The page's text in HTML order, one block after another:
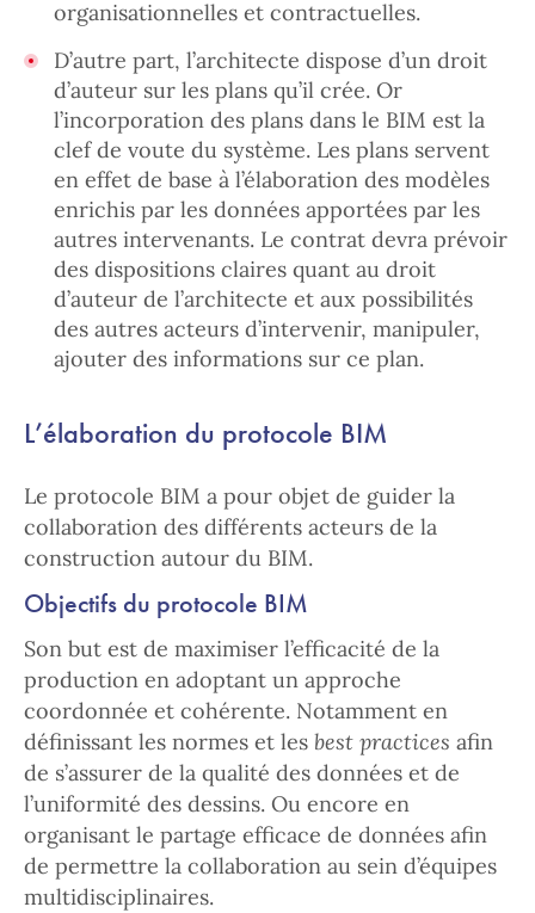
organisationnelles et contractuelles.
D’autre part, l’architecte dispose d’un droit
d’auteur sur les plans qu’il crée. Or
l’incorporation des plans dans le BIM est la
clef de voute du système. Les plans servent
en effet de base à l’élaboration des modèles
enrichis par les données apportées par les
autres intervenants. Le contrat devra prévoir
des dispositions claires quant au droit
d’auteur de l’architecte et aux possibilités
des autres acteurs d’intervenir, manipuler,
ajouter des informations sur ce plan.
L’élaboration du protocole BIM
Le protocole BIM a pour objet de guider la
collaboration des différents acteurs de la
construction autour du BIM.
Objectifs du protocole BIM
Son but est de maximiser l’efficacité de la
production en adoptant un approche
coordonnée et cohérente. Notamment en
définissant les normes et les best practices afin
de s’assurer de la qualité des données et de
l’uniformité des dessins. Ou encore en
organisant le partage efficace de données afin
de permettre la collaboration au sein d’équipes
multidisciplinaires.